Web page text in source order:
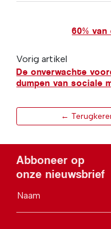
60%
Vorig artikel
De onverwachte
dumpen van sociale
←
Abboneer op
onze nieuwsbrief
Naam